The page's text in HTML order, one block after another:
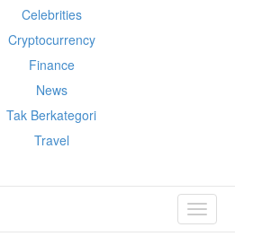
Celebrities
Cryptocurrency
Finance
News
Tak Berkategori
Travel
TOGGLE